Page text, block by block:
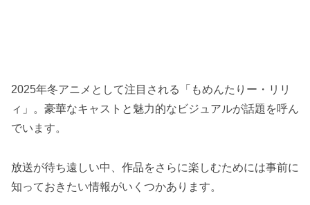
2025年冬アニメとして注目される「もめんたりー・リリ
ィ」。豪華なキャストと魅力的なビジュアルが話題を呼ん
でいます。
放送が待ち遠しい中、作品をさらに楽しむためには事前に
知っておきたい情報がいくつかあります。